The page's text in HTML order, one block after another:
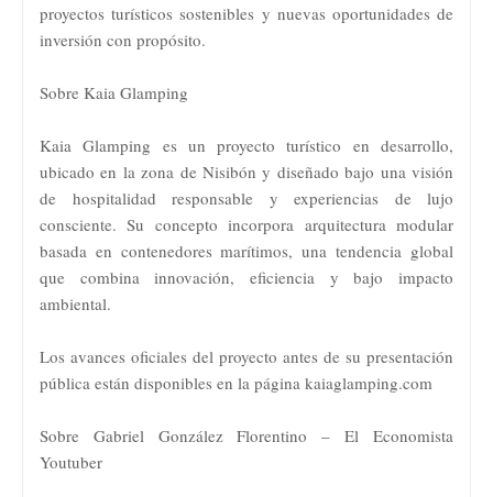
proyectos turísticos sostenibles y nuevas oportunidades de
inversión con propósito.
Sobre Kaia Glamping
Kaia Glamping es un proyecto turístico en desarrollo,
ubicado en la zona de Nisibón y diseñado bajo una visión
de hospitalidad responsable y experiencias de lujo
consciente. Su concepto incorpora arquitectura modular
basada en contenedores marítimos, una tendencia global
que combina innovación, eficiencia y bajo impacto
ambiental.
Los avances oficiales del proyecto antes de su presentación
pública están disponibles en la página kaiaglamping.com
Sobre Gabriel González Florentino – El Economista
Youtuber